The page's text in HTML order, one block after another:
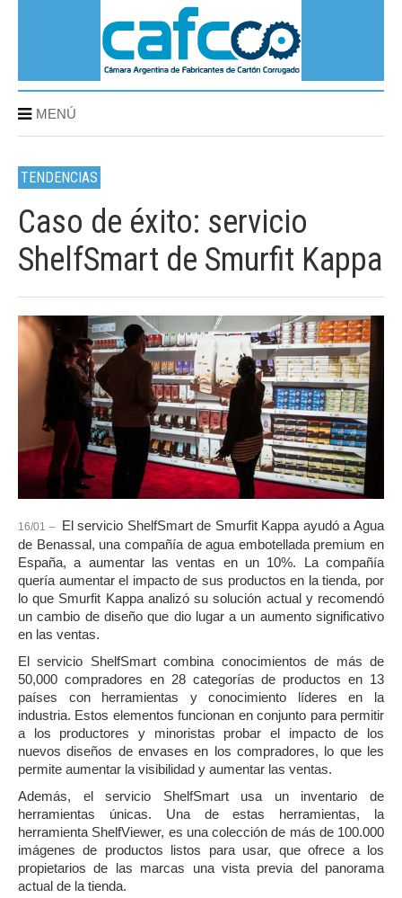
MENÚ
TENDENCIAS
Caso de éxito: servicio
ShelfSmart de Smurfit Kappa
16/01 – El servicio ShelfSmart de Smurfit Kappa ayudó a Agua
de Benassal, una compañía de agua embotellada premium en
España, a aumentar las ventas en un 10%. La compañía
quería aumentar el impacto de sus productos en la tienda, por
lo que Smurfit Kappa analizó su solución actual y recomendó
un cambio de diseño que dio lugar a un aumento significativo
en las ventas.
El servicio ShelfSmart combina conocimientos de más de
50,000 compradores en 28 categorías de productos en 13
países con herramientas y conocimiento líderes en la
industria. Estos elementos funcionan en conjunto para permitir
a los productores y minoristas probar el impacto de los
nuevos diseños de envases en los compradores, lo que les
permite aumentar la visibilidad y aumentar las ventas.
Además, el servicio ShelfSmart usa un inventario de
herramientas únicas. Una de estas herramientas, la
herramienta ShelfViewer, es una colección de más de 100.000
imágenes de productos listos para usar, que ofrece a los
propietarios de las marcas una vista previa del panorama
actual de la tienda.